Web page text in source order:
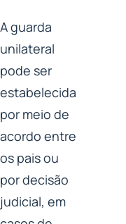
A guarda
unilateral
pode ser
estabelecida
por meio de
acordo entre
os pais ou
por decisão
judicial, em